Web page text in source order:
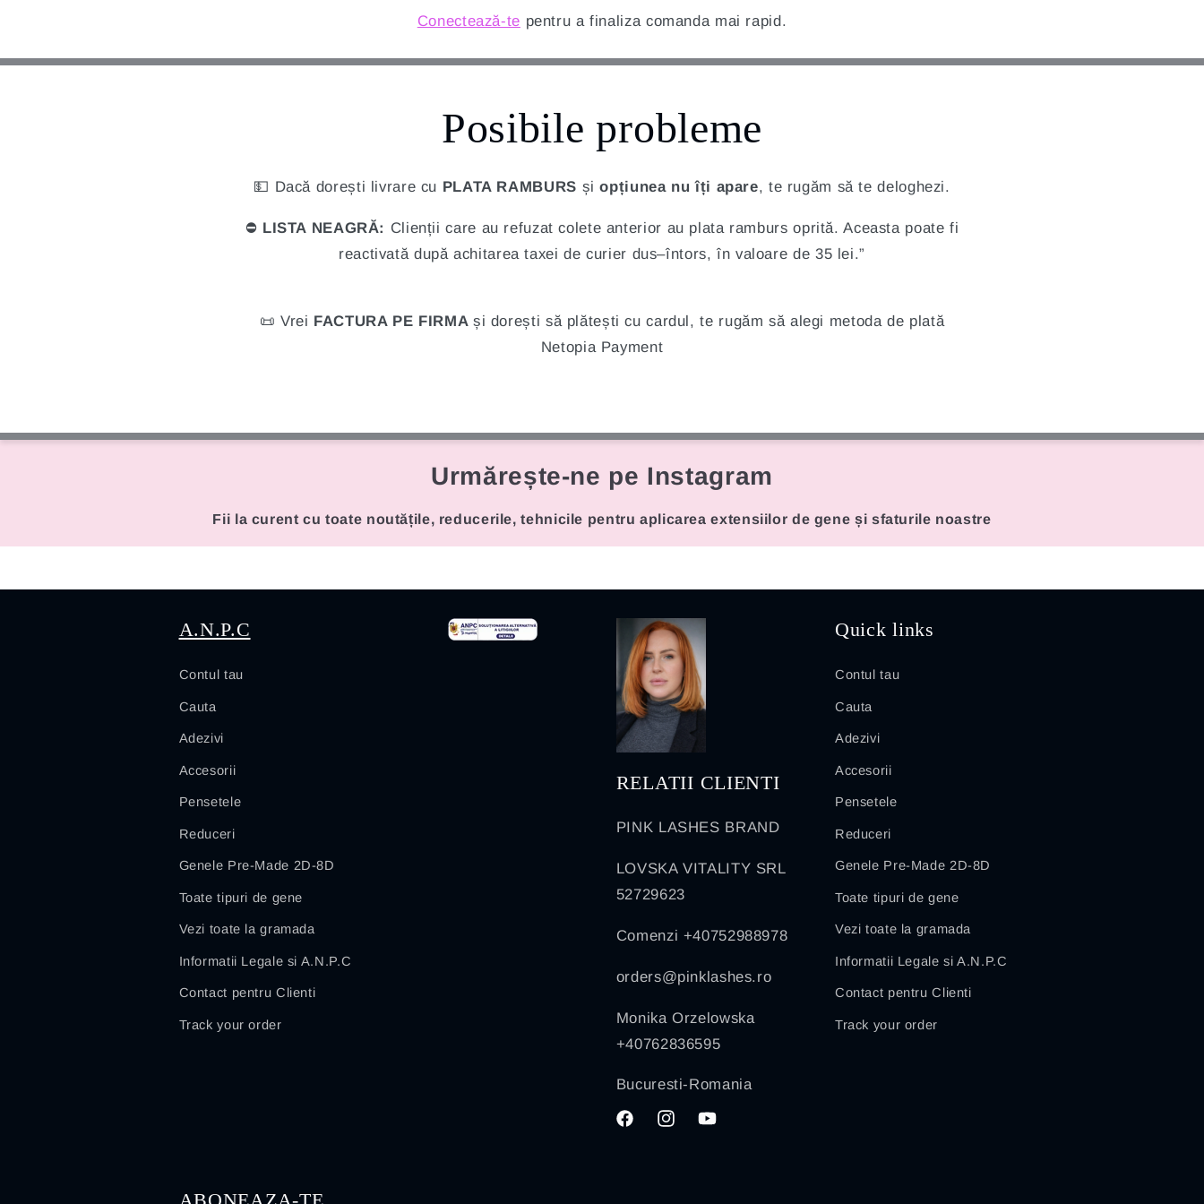
Conectează-te pentru a finaliza comanda mai rapid.
Posibile probleme
💵 Dacă dorești livrare cu PLATA RAMBURS șiopțiunea nu îți apare, te rugăm să te deloghezi.
⛔️ LISTA NEAGRĂ: Clienții care au refuzat colete anterior au plata ramburs oprită. Aceasta poate fi
reactivată după achitarea taxei de curier dus–întors, în valoare de 35 lei.”
📜 Vrei FACTURA PE FIRMA și dorești să plătești cu cardul, te rugăm să alegi metoda de plată
Netopia Payment
Urmărește-ne pe Instagram
Fii la curent cu toate noutățile, reducerile, tehnicile pentru aplicarea extensiilor de gene și sfaturile noastre
A.N.P.C
Contul tau
Cauta
Adezivi
Accesorii
Pensetele
Reduceri
Genele Pre-Made 2D-8D
Toate tipuri de gene
Vezi toate la gramada
Informatii Legale si A.N.P.C
Contact pentru Clienti
Track your order
RELATII CLIENTI
PINK LASHES BRAND
LOVSKA VITALITY SRL
52729623
Comenzi +40752988978
orders@pinklashes.ro
Monika Orzelowska
+40762836595
Bucuresti-Romania
FacebookInstagramYouTube
Quick links
Contul tau
Cauta
Adezivi
Accesorii
Pensetele
Reduceri
Genele Pre-Made 2D-8D
Toate tipuri de gene
Vezi toate la gramada
Informatii Legale si A.N.P.C
Contact pentru Clienti
Track your order
Este necesară autentificarea
Conectați-vă la contul dvs. pentru a adăuga produse la
lista de dorințe și pentru a vizualiza articolele salvate